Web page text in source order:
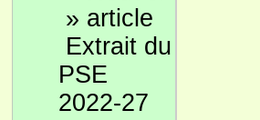
»
Extrait du
PSE
2022-27